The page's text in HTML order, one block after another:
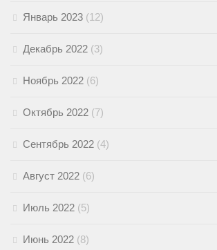
Январь 2023 (12)
Декабрь 2022 (3)
Ноябрь 2022 (6)
Октябрь 2022 (7)
Сентябрь 2022 (4)
Август 2022 (6)
Июль 2022 (5)
Июнь 2022 (8)